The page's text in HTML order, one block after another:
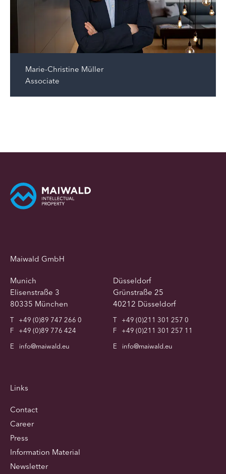
Marie-Christine Müller
Associate
Maiwald GmbH
Munich
Elisenstraße 3
80335 München
T
+49 (0)89 747 266 0
F
+49 (0)89 776 424
E
info@maiwald.eu
Düsseldorf
Grünstraße 25
40212 Düsseldorf
T
+49 (0)211 301 257 0
F
+49 (0)211 301 257 11
E
info@maiwald.eu
Links
Contact
Career
Press
Information Material
Newsletter